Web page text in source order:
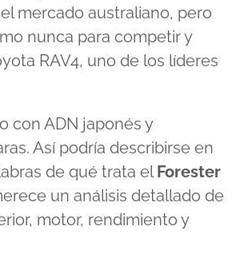
mercado australiano, pero
nunca para competir y
RAV4, uno de los líderes
con ADN japonés y
Así podría describirse en
de qué trata elForester
un análisis detallado de
motor, rendimiento y